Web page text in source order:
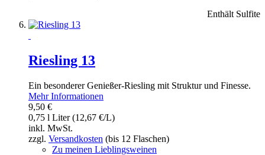
Enthält Sulfite
Riesling 13
Ein besonderer Genießer-Riesling mit Struktur und Finesse.
Mehr Informationen
9,50 €
0,75 l Liter (12,67 €/L)
inkl. MwSt.
zzgl. Versandkosten (bis 12 Flaschen)
Zu meinen Lieblingsweinen